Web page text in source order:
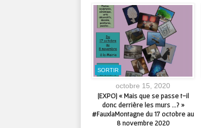
SORTIR
octobre 15, 2020
[EXPO] « Mais que se passe t-il
donc derrière les murs …? »
#FauxlaMontagne du 17 octobre au
8 novembre 2020